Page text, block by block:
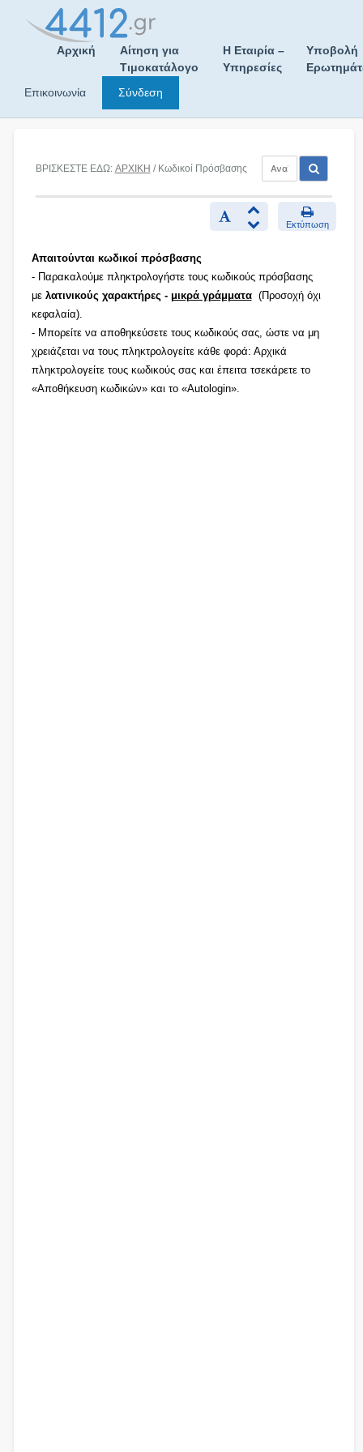
Αρχική
Αίτηση για
Τιμοκατάλογο
Η Εταιρία –
Υπηρεσίες
Υποβολή
Επικοινωνία
Σύνδεση
ΒΡΙΣΚΕΣΤΕ ΕΔΩ: ΑΡΧΙΚΗ / Κωδικοί Πρόσβασης
Εκτύπωση
Απαιτούνται κωδικοί πρόσβασης
- Παρακαλούμε πληκτρολογήστε τους κωδικούς πρόσβασης
με λατινικούς χαρακτήρες - μικρά γράμματα(Προσοχή όχι
κεφαλαία).
- Μπορείτε να αποθηκεύσετε τους κωδικούς σας, ώστε να μη
χρειάζεται να τους πληκτρολογείτε κάθε φορά: Αρχικά
πληκτρολογείτε τους κωδικούς σας και έπειτα τσεκάρετε το
«Αποθήκευση κωδικών» και το «Autologin».